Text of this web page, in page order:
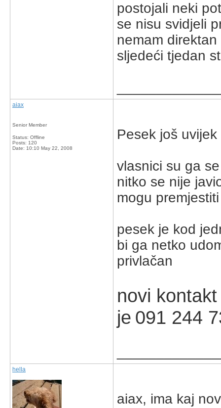
postojali neki
se nisu svidjeli
nemam
sljedeći tjedan
aiax
Senior Member
Status: Offline
Posts: 120
Date: 10:10 May 22, 2008
Pesek još
vlasnici su ga
nitko se nije
mogu
pesek je kod
bi ga netko
privlačan
novi
je 091 244
hella
aiax, ima kaj